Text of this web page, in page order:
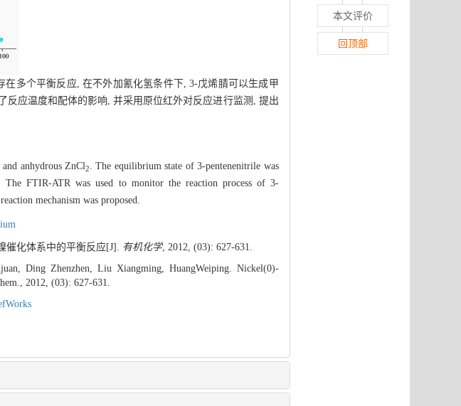
多个平衡反应, 在不外加氰化氢条件下, 3-戊烯腈可以生成甲
反应温度和配体的影响, 并采用原位红外对反应进行监测, 提出
anhydrous ZnCl2. The equilibrium state of 3-pentenenitrile was
The FTIR-ATR was used to monitor the reaction process of 3-
mechanism was proposed.
催化体系中的平衡反应[J]. 有机化学, 2012, (03): 627-631.
Ding Zhenzhen, Liu Xiangming, HuangWeiping. Nickel(0)-
2012, (03): 627-631.
本文评价
回顶部